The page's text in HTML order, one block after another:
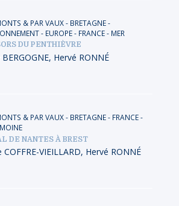
& PAR VAUX- BRETAGNE-
- EUROPE- FRANCE- MER
DU PENTHIÈVRE
, Hervé RONNÉ
& PAR VAUX- BRETAGNE- FRANCE-
DE NANTES À BREST
COFFRE-VIEILLARD, Hervé RONNÉ